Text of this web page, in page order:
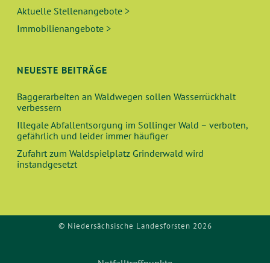
Aktuelle Stellenangebote >
Immobilienangebote >
NEUESTE BEITRÄGE
Baggerarbeiten an Waldwegen sollen Wasserrückhalt
verbessern
Illegale Abfallentsorgung im Sollinger Wald – verboten,
gefährlich und leider immer häufiger
Zufahrt zum Waldspielplatz Grinderwald wird
instandgesetzt
© Niedersächsische Landesforsten 2026